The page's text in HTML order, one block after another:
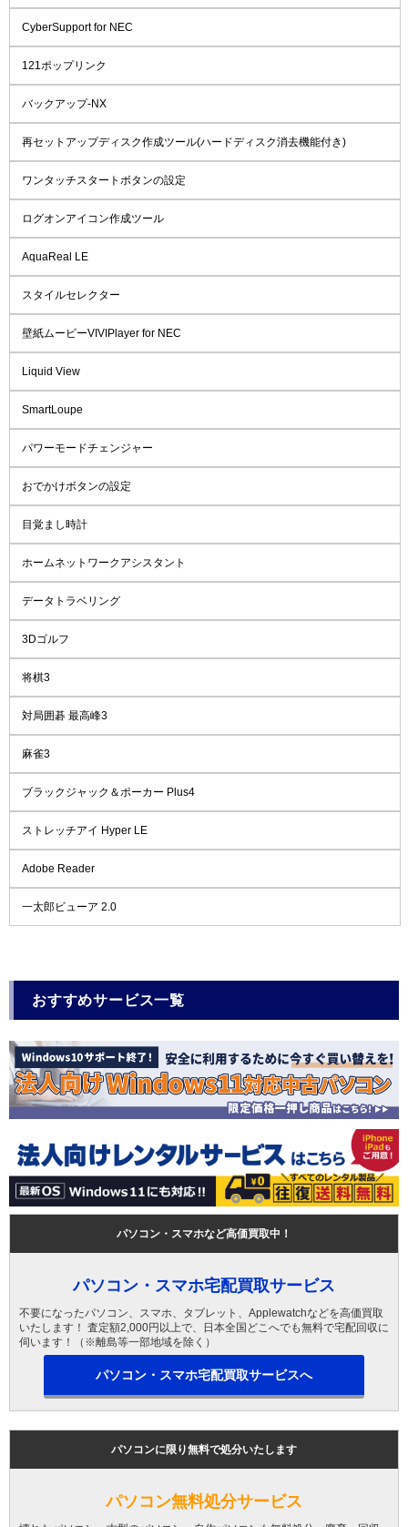
CyberSupport for NEC
121ポップリンク
バックアップ-NX
再セットアップディスク作成ツール(ハードディスク消去機能付き)
ワンタッチスタートボタンの設定
ログオンアイコン作成ツール
AquaReal LE
スタイルセレクター
壁紙ムービーVIVIPlayer for NEC
Liquid View
SmartLoupe
パワーモードチェンジャー
おでかけボタンの設定
目覚まし時計
ホームネットワークアシスタント
データトラベリング
3Dゴルフ
将棋3
対局囲碁 最高峰3
麻雀3
ブラックジャック＆ポーカー Plus4
ストレッチアイ Hyper LE
Adobe Reader
一太郎ビューア 2.0
おすすめサービス一覧
パソコン・スマホなど高価買取中！
パソコン・スマホ宅配買取サービス
不要になったパソコン、スマホ、タブレット、Applewatchなどを高価買取
いたします！ 査定額2,000円以上で、日本全国どこへでも無料で宅配回収に
伺います！（※離島等一部地域を除く）
パソコン・スマホ宅配買取サービスへ
パソコンに限り無料で処分いたします
パソコン無料処分サービス